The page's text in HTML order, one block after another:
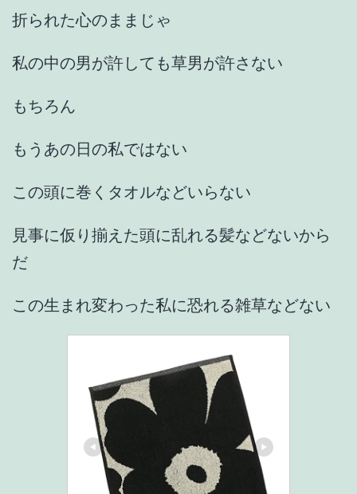
折られた心のままじゃ
私の中の男が許しても草男が許さない
もちろん
もうあの日の私ではない
この頭に巻くタオルなどいらない
見事に仮り揃えた頭に乱れる髪などないから
だ
この生まれ変わった私に恐れる雑草などない